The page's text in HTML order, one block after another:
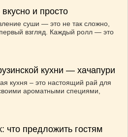
и просто
суши — это не так сложно,
взгляд. Каждый ролл — это
кухни — хачапури
кухня – это настоящий рай для
ароматными специями,
что предложить гостям